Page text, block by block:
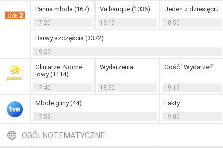
Panna młoda (167)
17:20
Va banque (1036)
18:15
Jeden z dziesięciu
18:50
Barwy szczęścia (3372)
19:25
Gliniarze: Nocne
łowy (1114)
17:40
Wydarzenia
18:50
Gość "Wydarzeń"
19:15
Młode gliny (44)
17:55
Fakty
19:00
OGÓLNOTEMATYCZNE